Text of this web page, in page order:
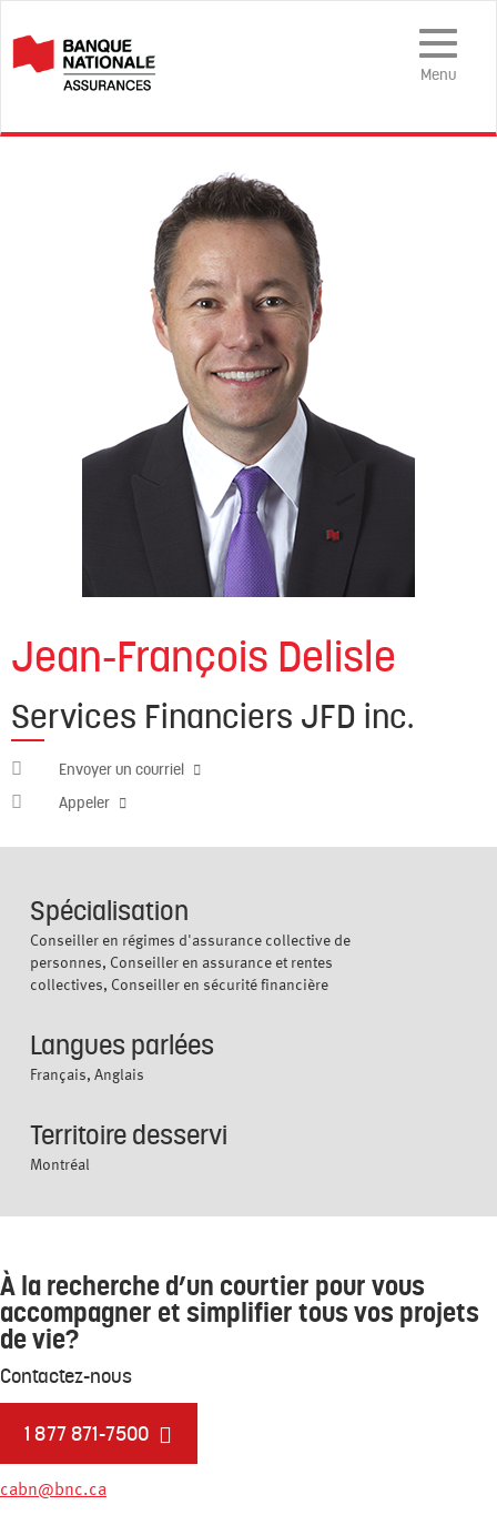
Menu
mobile
Menu
Jean-François Delisle
Services Financiers JFD inc.
jean-
francois.delisle@cabn.net
Envoyer un courriel
450
5222
Appeler
Spécialisation
Conseiller en régimes d'assurance collective de
personnes, Conseiller en assurance et rentes
collectives, Conseiller en sécurité financière
Langues parlées
Français, Anglais
Territoire desservi
Montréal
À la recherche d’un courtier pour vous
accompagner et simplifier tous vos projets
de vie?
Contactez-nous
1 877 871-7500
cabn@bnc.ca